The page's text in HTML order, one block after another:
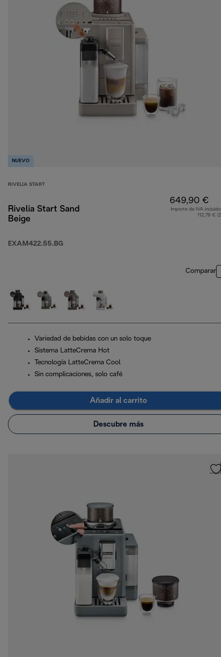
NUEVO
RIVELIA START
Rivelia Start Sand
Beige
EXAM422.55.BG
649,90 €
Importe de IVA
112,79 €
Comparar
Variedad de bebidas con un solo toque
Sistema LatteCrema Hot
Tecnología LatteCrema Cool
Sin complicaciones, solo café
Añadir al carrito
Descubre más